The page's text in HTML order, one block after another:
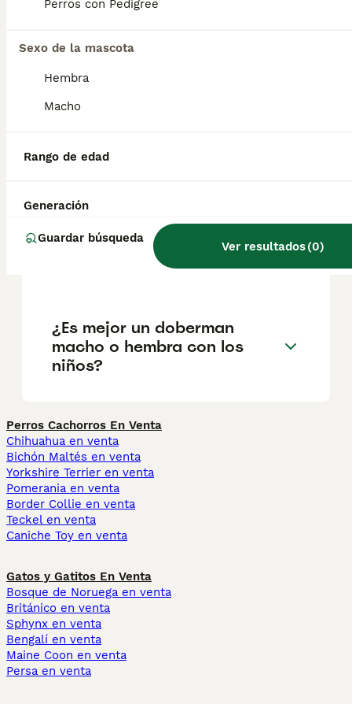
Perros con Pedigree
Sexo de la mascota
Hembra
Macho
Rango de edad
Generación
Guardar búsqueda
Ver resultados(0)
¿Es bueno tener un
dóberman en casa?
¿Cuántos cachorros tienen
los dobermans?
¿Es mejor un doberman
macho o hembra con los
niños?
Perros Cachorros En Venta
Chihuahua en venta
Bichón Maltés en venta
Yorkshire Terrier en venta
Pomerania en venta
Border Collie en venta
Teckel en venta
Caniche Toy en venta
Gatos y Gatitos En Venta
Bosque de Noruega en venta
Británico en venta
Sphynx en venta
Bengalí en venta
Maine Coon en venta
Persa en venta